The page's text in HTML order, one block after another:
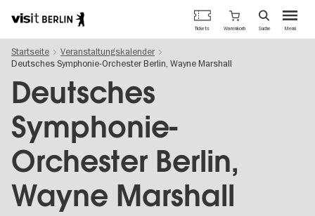
zum
Inhalt
Berlins
offizielles
Tourismusportal
Menü
Tickets Warenkorb Suche
Startseite
Veranstaltungskalender
Deutsches Symphonie-Orchester Berlin, Wayne Marshall
Deutsches
Symphonie-
Orchester Berlin,
Wayne Marshall